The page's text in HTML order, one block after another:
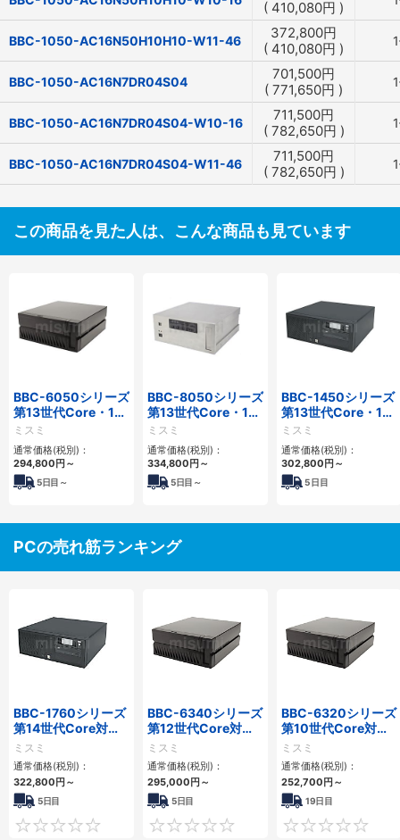
( 410,080円 )
BBC-1050-AC16N50H10H10-W11-46 372,800円
( 410,080円 )
BBC-1050-AC16N7DR04S04 701,500円
( 771,650円 )
BBC-1050-AC16N7DR04S04-W10-16 711,500円
( 782,650円 )
BBC-1050-AC16N7DR04S04-W11-46 711,500円
( 782,650円 )
この商品を見た人は、こんな商品も見ています
BBC-6050シリーズ
第13世代Core・12
世代Celeron対応小
型フロアマウント
3PCIe
ミスミ
通常価格(税別)：
294,800円～
5日目～
BBC-8050シリーズ
第13世代Core・12
世代Celeron対応フ
ロアマウント3PCIe
ミスミ
通常価格(税別)：
334,800円～
5日目～
BBC-1450シリーズ
第13世代Core・12
世代Celeron対応小
型フロアマウント
4PCIe
ミスミ
通常価格(税別)：
302,800円～
5日目
PCの売れ筋ランキング
BBC-1760シリーズ
第14世代Core対応
小型フロアマウント
3PCIe
ミスミ
通常価格(税別)：
322,800円～
5日目
0
BBC-6340シリーズ
第12世代Core対応
小型フロアマウント
PC2PCI/2PCIe
ミスミ
通常価格(税別)：
295,000円～
5日目
0
BBC-6320シリーズ
第10世代Core対応
小型フロアマウント
FAPC 2PCI・2PCIe
ミスミ
通常価格(税別)：
252,700円～
19日目